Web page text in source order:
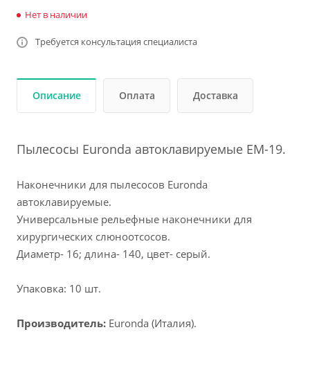
Нет в наличии
Требуется консультация специалиста
Описание Оплата Доставка
Пылесосы Euronda автоклавируемые ЕМ-19.
Наконечники для пылесосов Euronda
автоклавируемые.
Универсальные рельефные наконечники для
хирургических слюноотсосов.
Диаметр- 16; длина- 140, цвет- серый.
Упаковка: 10 шт.
Производитель: Euronda (Италия).